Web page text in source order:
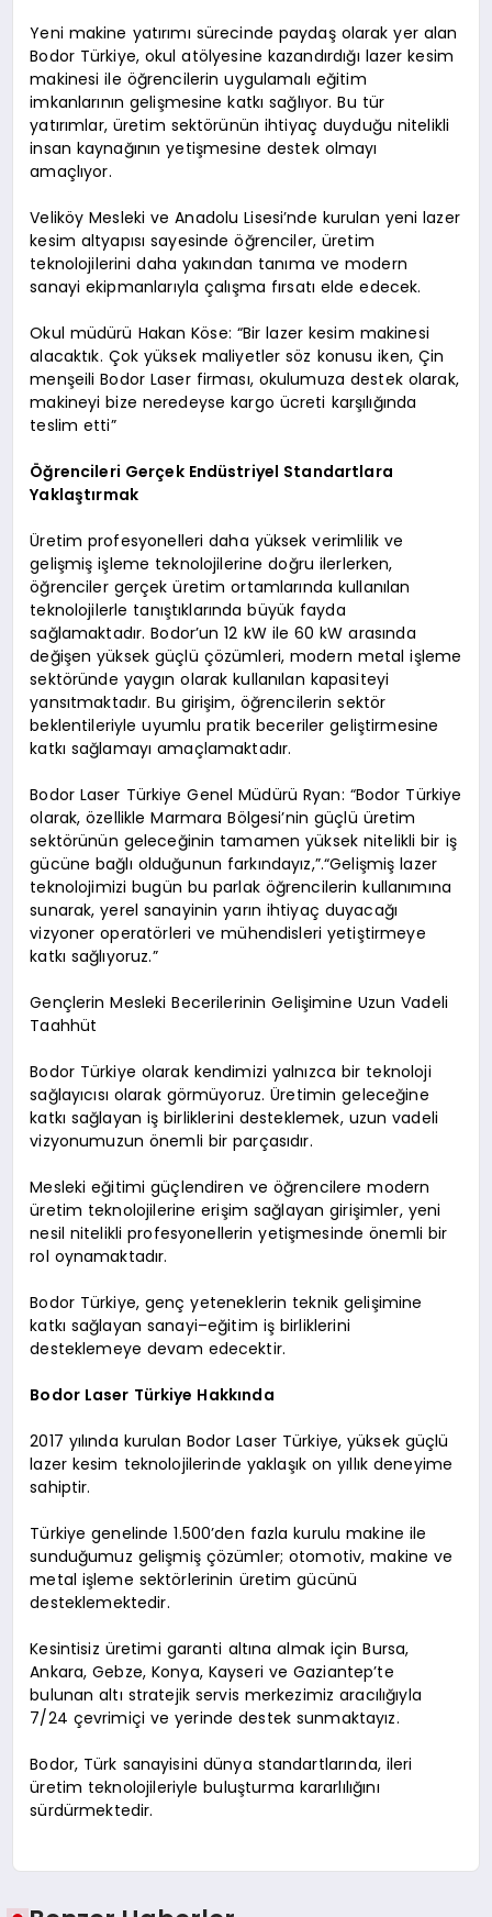
Yeni makine yatırımı sürecinde paydaş olarak yer alan
Bodor Türkiye, okul atölyesine kazandırdığı lazer kesim
makinesi ile öğrencilerin uygulamalı eğitim
imkanlarının gelişmesine katkı sağlıyor. Bu tür
yatırımlar, üretim sektörünün ihtiyaç duyduğu nitelikli
insan kaynağının yetişmesine destek olmayı
amaçlıyor.
Veliköy Mesleki ve Anadolu Lisesi’nde kurulan yeni lazer
kesim altyapısı sayesinde öğrenciler, üretim
teknolojilerini daha yakından tanıma ve modern
sanayi ekipmanlarıyla çalışma fırsatı elde edecek.
Okul müdürü Hakan Köse: “Bir lazer kesim makinesi
alacaktık. Çok yüksek maliyetler söz konusu iken, Çin
menşeili Bodor Laser firması, okulumuza destek olarak,
makineyi bize neredeyse kargo ücreti karşılığında
teslim etti”
Öğrencileri Gerçek Endüstriyel Standartlara
Yaklaştırmak
Üretim profesyonelleri daha yüksek verimlilik ve
gelişmiş işleme teknolojilerine doğru ilerlerken,
öğrenciler gerçek üretim ortamlarında kullanılan
teknolojilerle tanıştıklarında büyük fayda
sağlamaktadır. Bodor’un 12 kW ile 60 kW arasında
değişen yüksek güçlü çözümleri, modern metal işleme
sektöründe yaygın olarak kullanılan kapasiteyi
yansıtmaktadır. Bu girişim, öğrencilerin sektör
beklentileriyle uyumlu pratik beceriler geliştirmesine
katkı sağlamayı amaçlamaktadır.
Bodor Laser Türkiye Genel Müdürü Ryan: “Bodor Türkiye
olarak, özellikle Marmara Bölgesi’nin güçlü üretim
sektörünün geleceğinin tamamen yüksek nitelikli bir iş
gücüne bağlı olduğunun farkındayız,”.“Gelişmiş lazer
teknolojimizi bugün bu parlak öğrencilerin kullanımına
sunarak, yerel sanayinin yarın ihtiyaç duyacağı
vizyoner operatörleri ve mühendisleri yetiştirmeye
katkı sağlıyoruz.”
Gençlerin Mesleki Becerilerinin Gelişimine Uzun Vadeli
Taahhüt
Bodor Türkiye olarak kendimizi yalnızca bir teknoloji
sağlayıcısı olarak görmüyoruz. Üretimin geleceğine
katkı sağlayan iş birliklerini desteklemek, uzun vadeli
vizyonumuzun önemli bir parçasıdır.
Mesleki eğitimi güçlendiren ve öğrencilere modern
üretim teknolojilerine erişim sağlayan girişimler, yeni
nesil nitelikli profesyonellerin yetişmesinde önemli bir
rol oynamaktadır.
Bodor Türkiye, genç yeteneklerin teknik gelişimine
katkı sağlayan sanayi–eğitim iş birliklerini
desteklemeye devam edecektir.
Bodor Laser Türkiye Hakkında
2017 yılında kurulan Bodor Laser Türkiye, yüksek güçlü
lazer kesim teknolojilerinde yaklaşık on yıllık deneyime
sahiptir.
Türkiye genelinde 1.500’den fazla kurulu makine ile
sunduğumuz gelişmiş çözümler; otomotiv, makine ve
metal işleme sektörlerinin üretim gücünü
desteklemektedir.
Kesintisiz üretimi garanti altına almak için Bursa,
Ankara, Gebze, Konya, Kayseri ve Gaziantep’te
bulunan altı stratejik servis merkezimiz aracılığıyla
7/24 çevrimiçi ve yerinde destek sunmaktayız.
Bodor, Türk sanayisini dünya standartlarında, ileri
üretim teknolojileriyle buluşturma kararlılığını
sürdürmektedir.